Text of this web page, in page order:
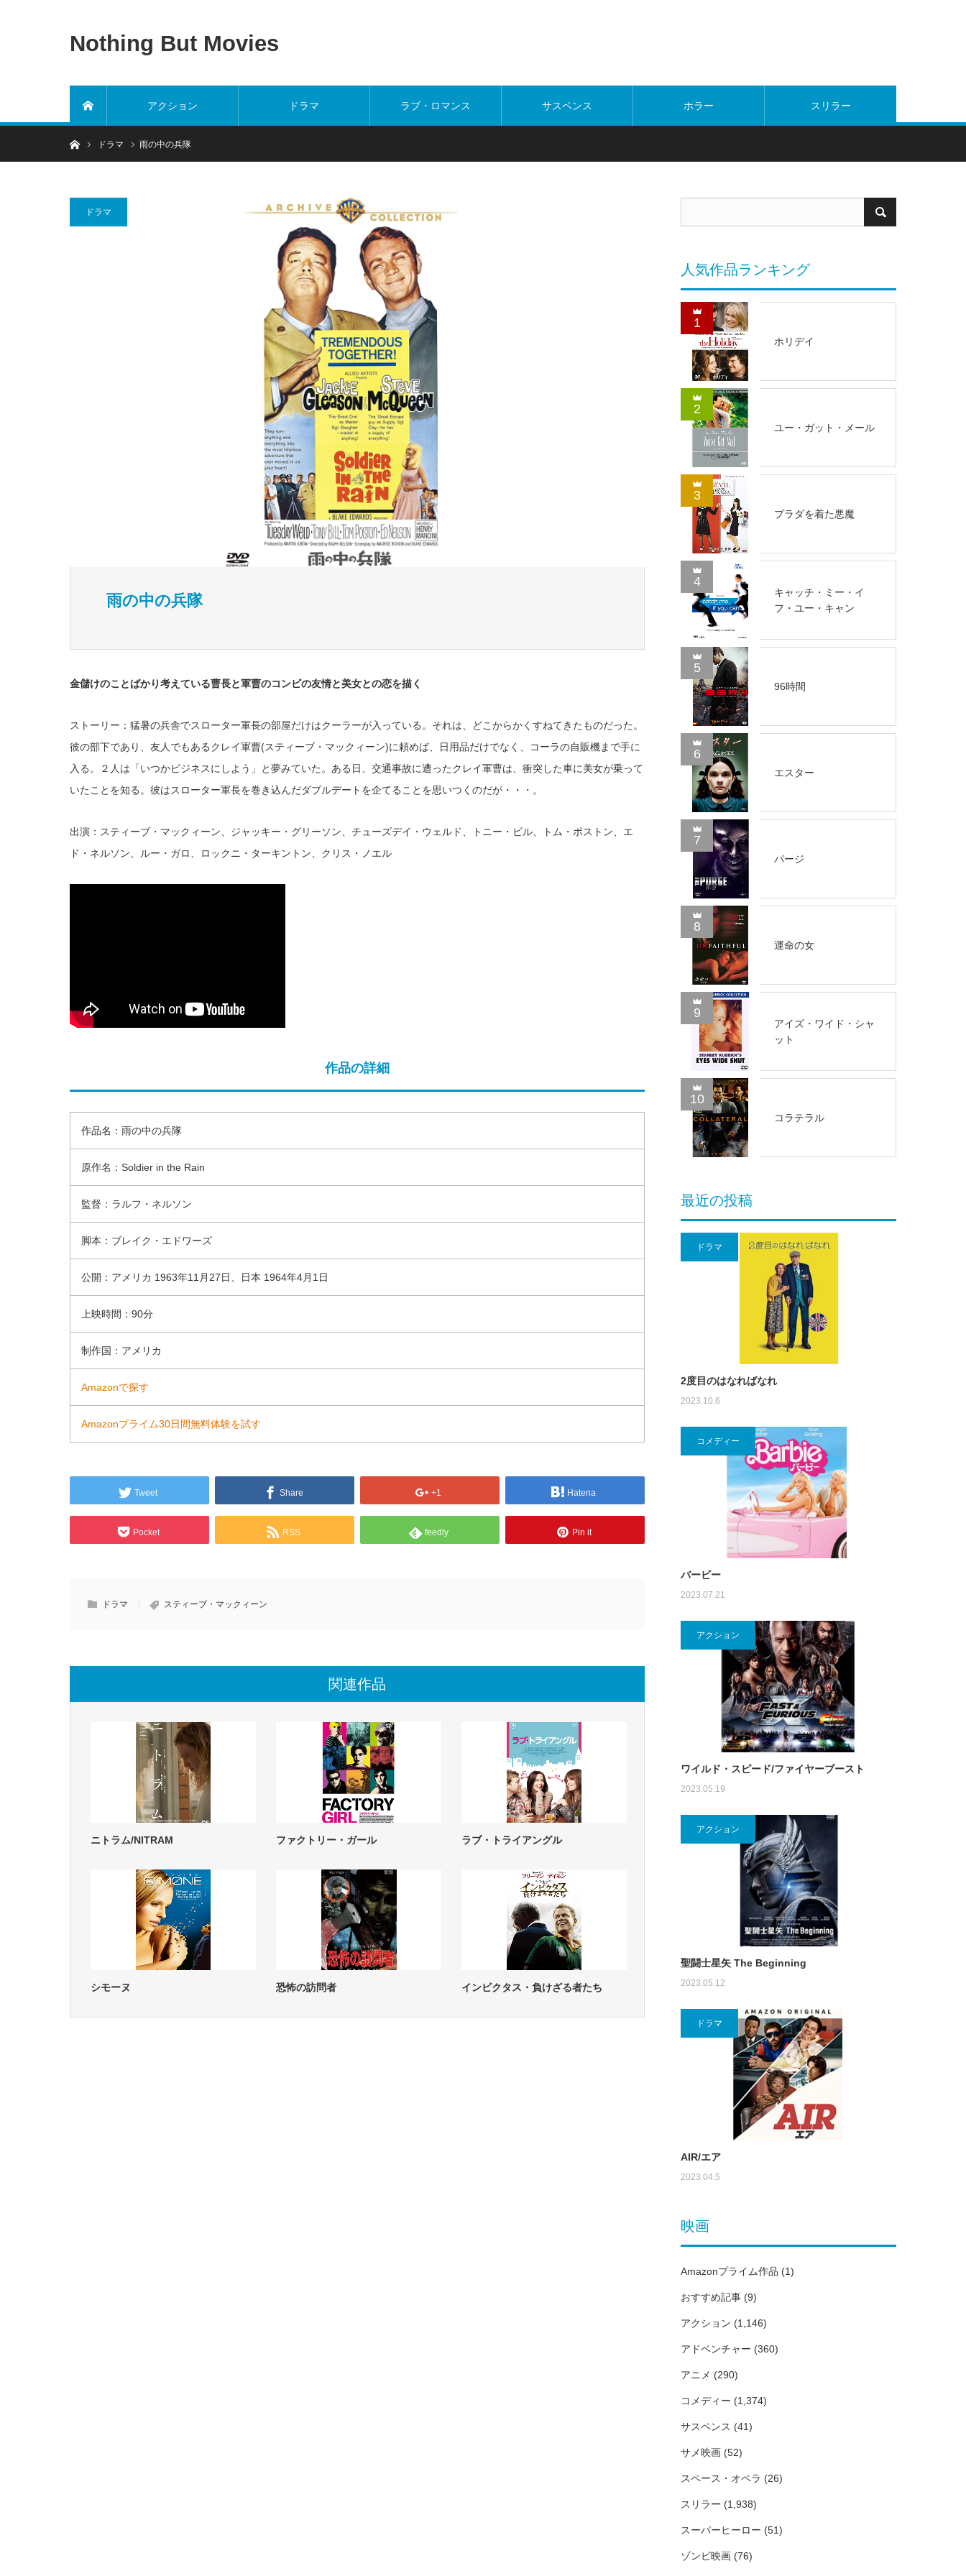
Nothing But Movies
アクション ドラマ ラブ・ロマンス サスペンス ホラー スリラー
ホームドラマ 雨の中の兵隊
ドラマ
雨の中の兵隊
金儲けのことばかり考えている曹長と軍曹のコンビの友情と美女との恋を描く
ストーリー： 猛暑の兵舎でスローター軍長の部屋だけはクーラーが入っている。それは、どこからかくすねてきたものだった。
彼の部下であり、友人でもあるクレイ軍曹(スティーブ・マックィーン)に頼めば、日用品だけでなく、コーラの自販機まで手に
入る。２人は「いつかビジネスにしよう」と夢みていた。ある日、交通事故に遭ったクレイ軍曹は、衝突した車に美女が乗って
いたことを知る。彼はスローター軍長を巻き込んだダブルデートを企てることを思いつくのだが・・・。
出演：スティーブ・マックィーン、ジャッキー・グリーソン、チューズデイ・ウェルド、トニー・ビル、トム・ポストン、エ
ド・ネルソン、ルー・ガロ、ロックニ・ターキントン、クリス・ノエル
作品の詳細
作品名：雨の中の兵隊
原作名：Soldier in the Rain
監督：ラルフ・ネルソン
脚本：ブレイク・エドワーズ
公開：アメリカ 1963年11月27日、日本 1964年4月1日
上映時間：90分
制作国：アメリカ
Amazonで探す
Amazonプライム30日間無料体験を試す
Tweet Share +1 Hatena
Pocket RSS feedly Pin it
ドラマ スティーブ・マックィーン
関連作品
ニトラム/NITRAM ファクトリー・ガール ラブ・トライアングル
シモーヌ 恐怖の訪問者 インビクタス・負けざる者たち
人気作品ランキング
1
ホリデイ
2
ユー・ガット・メール
3
プラダを着た悪魔
4
キャッチ・ミー・イ
フ・ユー・キャン
5
96時間
6
エスター
7
パージ
8
運命の女
9
アイズ・ワイド・シャ
ット
10
コラテラル
最近の投稿
ドラマ
2度目のはなればなれ
2023.10.6
コメディー
バービー
2023.07.21
アクション
ワイルド・スピード/ファイヤーブースト
2023.05.19
アクション
聖闘士星矢 The Beginning
2023.05.12
ドラマ
AIR/エア
2023.04.5
映画
Amazonプライム作品 (1)
おすすめ記事 (9)
アクション (1,146)
アドベンチャー (360)
アニメ (290)
コメディー (1,374)
サスペンス (41)
サメ映画 (52)
スペース・オペラ (26)
スリラー (1,938)
スーパーヒーロー (51)
ゾンビ映画 (76)